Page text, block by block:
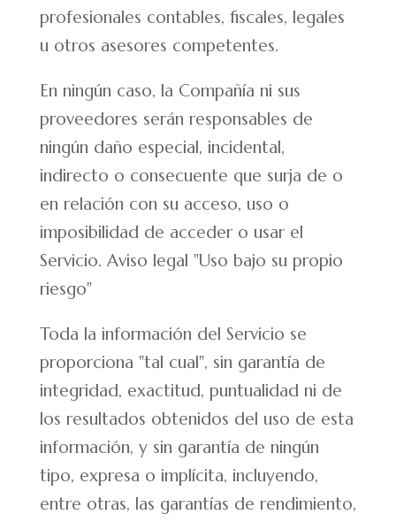
profesionales contables, fiscales, legales
u otros asesores competentes.
En ningún caso, la Compañía ni sus
proveedores serán responsables de
ningún daño especial, incidental,
indirecto o consecuente que surja de o
en relación con su acceso, uso o
imposibilidad de acceder o usar el
Servicio. Aviso legal "Uso bajo su propio
riesgo"
Toda la información del Servicio se
proporciona "tal cual", sin garantía de
integridad, exactitud, puntualidad ni de
los resultados obtenidos del uso de esta
información, y sin garantía de ningún
tipo, expresa o implícita, incluyendo,
entre otras, las garantías de rendimiento,